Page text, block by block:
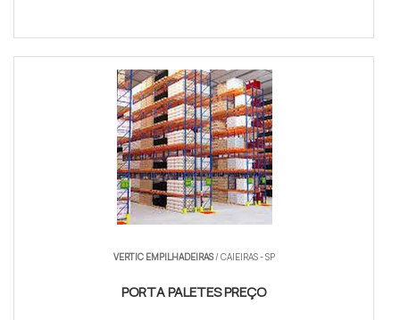
VERTIC EMPILHADEIRAS/ CAIEIRAS - SP
PORTA PALETES PREÇO